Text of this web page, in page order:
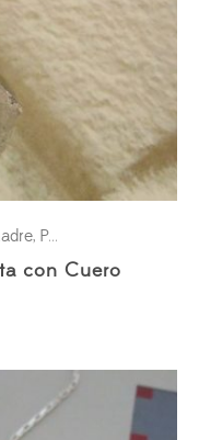
, Para él
con Cuero